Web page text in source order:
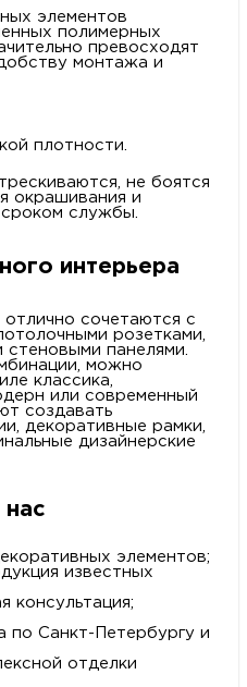
элементов
полимерных
превосходят
монтажа и
плотности.
не боятся
окрашивания и
службы.
интерьера
сочетаются с
розетками,
стеновыми панелями.
можно
классика,
или современный
создавать
декоративные рамки,
дизайнерские
элементов;
известных
консультация;
по Санкт-Петербургу и
отделки